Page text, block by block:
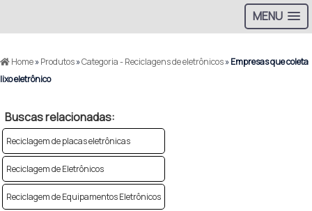
MENU
Home»Produtos»Categoria - Reciclagens de eletrônicos»Empresas que coleta
lixo eletrônico
Buscas relacionadas:
Reciclagem de placas eletrônicas
Reciclagem de Eletrônicos
Reciclagem de Equipamentos Eletrônicos